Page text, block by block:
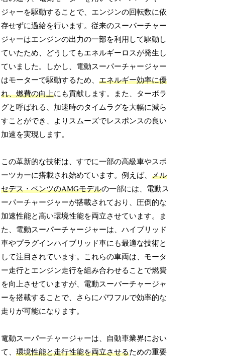
ジャーを駆動することで、エンジンの回転数に依
存せずに過給を行います。従来のスーパーチャー
ジャーはエンジンの出力の一部を利用して駆動し
ていたため、どうしてもエネルギーロスが発生し
ていました。しかし、電動スーパーチャージャー
はモーターで駆動するため、エネルギー効率に優
れ、燃費の向上にも貢献します。また、ターボラ
グと呼ばれる、加速時のタイムラグを大幅に減ら
すことができ、よりスムーズでレスポンスの良い
加速を実現します。
この革新的な技術は、すでに一部の高級車やスポ
ーツカーに搭載され始めています。例えば、メル
セデス・ベンツのAMGモデルの一部には、電動ス
ーパーチャージャーが搭載されており、圧倒的な
加速性能と高い環境性能を両立させています。ま
た、電動スーパーチャージャーは、ハイブリッド
車やプラグインハイブリッド車にも最適な技術と
して注目されています。これらの車両は、モータ
ー走行とエンジン走行を組み合わせることで燃費
を向上させていますが、電動スーパーチャージャ
ーを搭載することで、さらにパワフルで効率的な
走りが可能になります。
電動スーパーチャージャーは、自動車業界におい
て、環境性能と走行性能を両立させるための重要